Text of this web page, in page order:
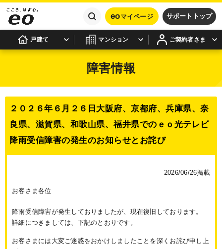
eoマイページ サポートトップ
戸建て マンション ご契約者さま
障害情報
２０２６年６月２６日大阪府、京都府、兵庫県、奈
良県、滋賀県、和歌山県、福井県でのｅｏ光テレビ
降雨受信障害の発生のお知らせとお詫び
2026/06/26掲載
お客さま各位
降雨受信障害が発生しておりましたが、現在復旧しております。
詳細につきましては、下記のとおりです。
お客さまには大変ご迷惑をおかけしましたことを深くお詫び申し上